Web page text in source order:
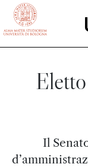
vai al contenuto
Il